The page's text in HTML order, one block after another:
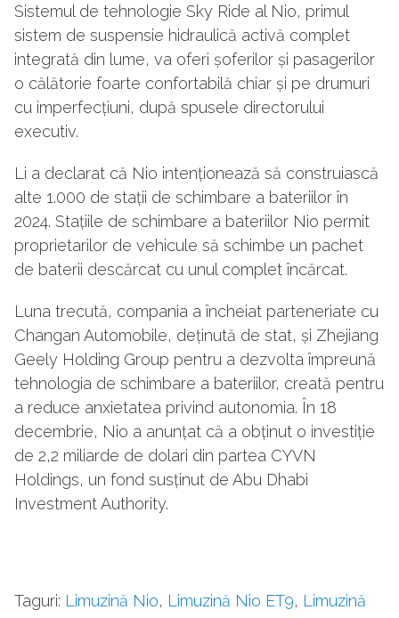
Sistemul de tehnologie Sky Ride al Nio, primul
sistem de suspensie hidraulică activă complet
integrată din lume, va oferi șoferilor și pasagerilor
o călătorie foarte confortabilă chiar și pe drumuri
cu imperfecțiuni, după spusele directorului
executiv.
Li a declarat că Nio intenționează să construiască
alte 1.000 de stații de schimbare a bateriilor în
2024. Stațiile de schimbare a bateriilor Nio permit
proprietarilor de vehicule să schimbe un pachet
de baterii descărcat cu unul complet încărcat.
Luna trecută, compania a încheiat parteneriate cu
Changan Automobile, deținută de stat, și Zhejiang
Geely Holding Group pentru a dezvolta împreună
tehnologia de schimbare a bateriilor, creată pentru
a reduce anxietatea privind autonomia. În 18
decembrie, Nio a anunțat că a obținut o investiție
de 2,2 miliarde de dolari din partea CYVN
Holdings, un fond susținut de Abu Dhabi
Investment Authority.
Taguri: Limuzină Nio, Limuzină Nio ET9, Limuzină